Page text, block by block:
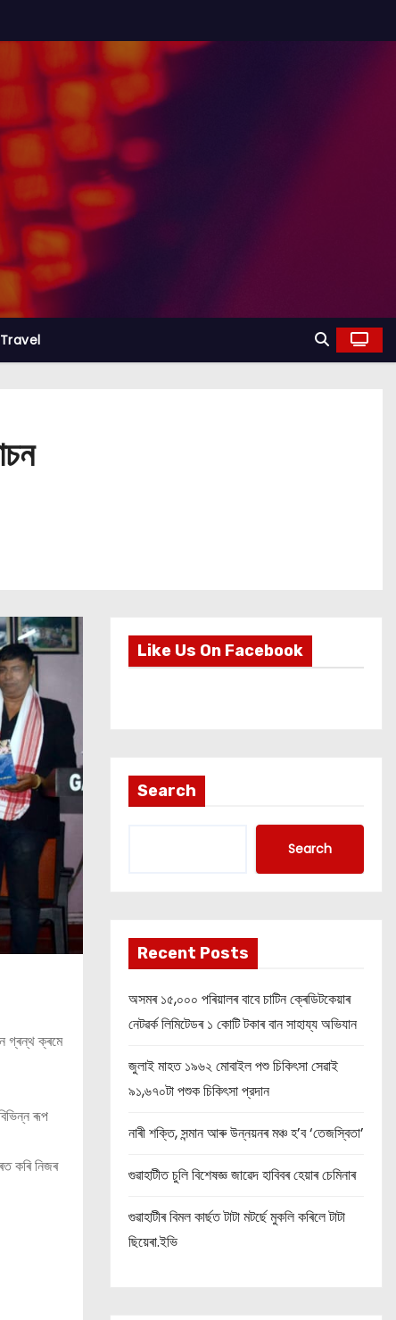
Travel
গ্ৰন্থ ক্ৰমে
ৰূপ
কৰি নিজৰ
Like Us On Facebook
Search
Search
Recent Posts
অসমৰ ১৫,০০০ পৰিয়ালৰ বাবে চাটিন ক্ৰেডিটকেয়াৰ
নেটৱৰ্ক লিমিটেডৰ ১ কোটি টকাৰ বান সাহায্য অভিযান
জুলাই মাহত ১৯৬২ মোবাইল পশু চিকিৎসা সেৱাই
৯১,৬৭০টা পশুক চিকিৎসা প্রদান
নাৰী শক্তি, সন্মান আৰু উন্নয়নৰ মঞ্চ হ’ব ‘তেজস্বিতা’
গুৱাহাটীত চুলি বিশেষজ্ঞ জাৱেদ হাবিবৰ হেয়াৰ চেমিনাৰ
গুৱাহাটীৰ বিমল কাৰ্ছত টাটা মটৰ্ছে মুকলি কৰিলে টাটা
ছিয়েৰা.ইভি